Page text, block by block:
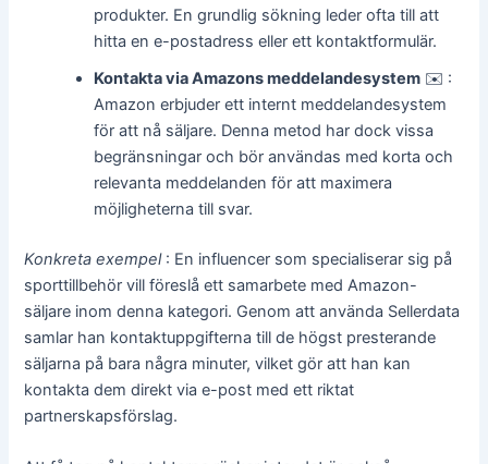
produkter. En grundlig sökning leder ofta till att
hitta en e-postadress eller ett kontaktformulär.
Kontakta via Amazons meddelandesystem ✉️ :
Amazon erbjuder ett internt meddelandesystem
för att nå säljare. Denna metod har dock vissa
begränsningar och bör användas med korta och
relevanta meddelanden för att maximera
möjligheterna till svar.
Konkreta exempel: En influencer som specialiserar sig på
sporttillbehör vill föreslå ett samarbete med Amazon-
säljare inom denna kategori. Genom att använda Sellerdata
samlar han kontaktuppgifterna till de högst presterande
säljarna på bara några minuter, vilket gör att han kan
kontakta dem direkt via e-post med ett riktat
partnerskapsförslag.